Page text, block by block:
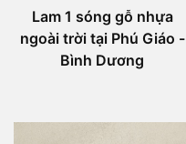
Lam 1 sóng gỗ nhựa
ngoài trời tại Phú Giáo -
Bình Dương